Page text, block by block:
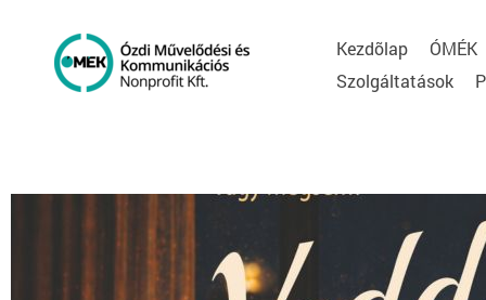
Kezdõlap
ÓMÉK
Szolgáltatások